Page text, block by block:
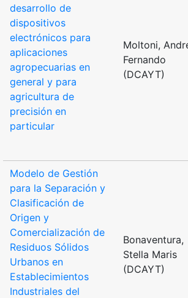
desarrollo de
dispositivos
electrónicos para
aplicaciones
agropecuarias en
general y para
agricultura de
precisión en
particular
Moltoni,
Fernando
(DCAYT)
Modelo de Gestión
para la Separación y
Clasificación de
Origen y
Comercialización de
Residuos Sólidos
Urbanos en
Establecimientos
Industriales del
Bonaventura,
Stella Maris
(DCAYT)